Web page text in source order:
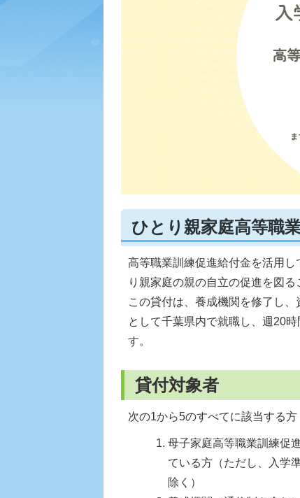
ひとり親家庭高等職
高等職業訓練促進給付金を活用
り親家庭の親の自立の促進を図
この貸付は、養成機関を修了し
として千葉県内で就職し、週20
す。
貸付対象者
次の1から5のすべてに該当する方
母子家庭高等職業訓練促
ている方（ただし、入学
除く）